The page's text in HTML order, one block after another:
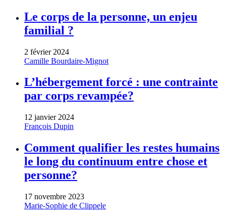
Le corps de la personne, un enjeu
familial ?
2 février 2024
Camille Bourdaire-Mignot
L’hébergement forcé : une contrainte
par corps revampée?
12 janvier 2024
François Dupin
Comment qualifier les restes humains
le long du continuum entre chose et
personne?
17 novembre 2023
Marie-Sophie de Clippele